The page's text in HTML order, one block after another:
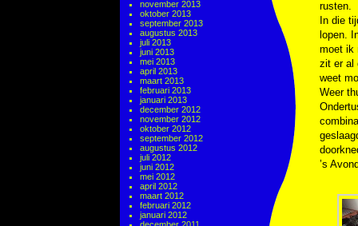
november 2013
oktober 2013
september 2013
augustus 2013
juli 2013
juni 2013
mei 2013
april 2013
maart 2013
februari 2013
januari 2013
december 2012
november 2012
oktober 2012
september 2012
augustus 2012
juli 2012
juni 2012
mei 2012
april 2012
maart 2012
februari 2012
januari 2012
rusten.
In die
lopen.
moet ik
zit er al
weet
Weer
’s